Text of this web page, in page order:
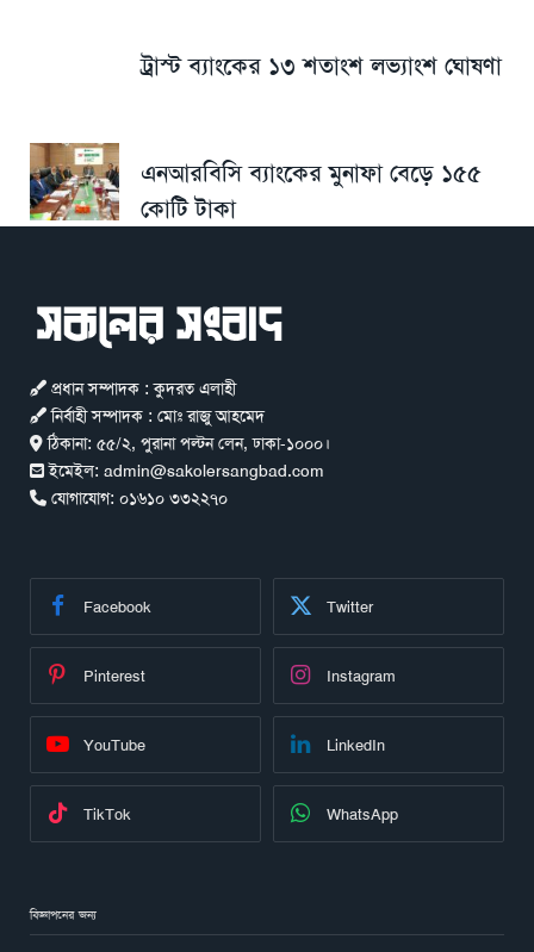
ট্রাস্ট ব্যাংকের ১৩ শতাংশ লভ্যাংশ ঘোষণা
এনআরবিসি ব্যাংকের মুনাফা বেড়ে ১৫৫
কোটি টাকা
প্রধান সম্পাদক : কুদরত এলাহী
নির্বাহী সম্পাদক : মোঃ রাজু আহমেদ
ঠিকানা: ৫৫/২, পুরানা পল্টন লেন, ঢাকা-১০০০।
ইমেইল: admin@sakolersangbad.com
যোগাযোগ: ০১৬১০ ৩৩২২৭০
Facebook Twitter
Pinterest Instagram
YouTube LinkedIn
TikTok WhatsApp
বিজ্ঞাপনের জন্য